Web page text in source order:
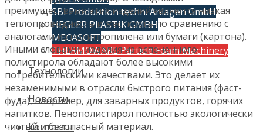
SBI Produktion techn. Anlagen GmbH
HEGLER PLASTIK GMBH
MECASOFT
THERMOWARE Particle Foam Machinery
Технологии
Новости
Контакты
преимуществами этих изделий являются низкая
теплопроводность и жесткость по сравнению с
аналогами из полипропилена или бумаги (картона).
Иными словами, изделия из вспененного
полистирола обладают более высокими
потребительскими качествами. Это делает их
незаменимыми в отрасли быстрого питания (фаст-
фуда), например, для заварных продуктов, горячих
напитков. Пенополистирол полностью экологически
чистый и безопасный материал.